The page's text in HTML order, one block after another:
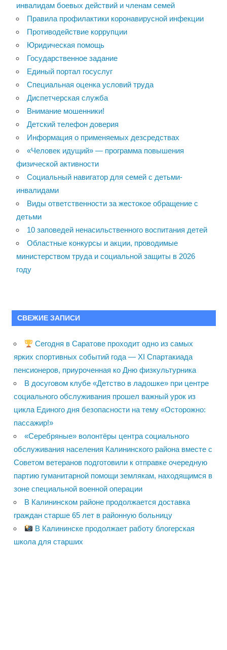
инвалидам боевых действий и членам семей
Правила профилактики коронавирусной инфекции
Противодействие коррупции
Юридическая помощь
Государственное задание
Единый портал госуслуг
Специальная оценка условий труда
Диспетчерская служба
Внимание мошенники!
Детский телефон доверия
Информация о применяемых дезсредствах
«Человек идущий» — программа повышения
физической активности
Социальный навигатор для семей с детьми-
инвалидами
Виды ответственности за жестокое обращение с
детьми
10 заповедей ненасильственного воспитания детей
Областные конкурсы и акции, проводимые
министерством труда и социальной защиты в 2026
году
СВЕЖИЕ ЗАПИСИ
Сегодня в Саратове проходит одно из самых
ярких спортивных событий года — XI Спартакиада
пенсионеров, приуроченная ко Дню физкультурника
В досуговом клубе «Детство в ладошке» при центре
социального обслуживания прошел важный урок из
цикла Единого дня безопасности на тему «Осторожно:
пассажир!»
«Серебряные» волонтёры центра социального
обслуживания населения Калининского района вместе с
Советом ветеранов подготовили к отправке очередную
партию гуманитарной помощи землякам, находящимся в
зоне специальной военной операции
В Калининском районе продолжается доставка
граждан старше 65 лет в районную больницу
В Калининске продолжает работу блогерская
школа для старших